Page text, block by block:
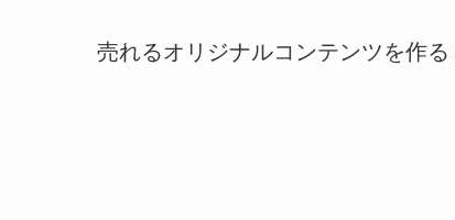
売れるオリジナルコンテンツを作る